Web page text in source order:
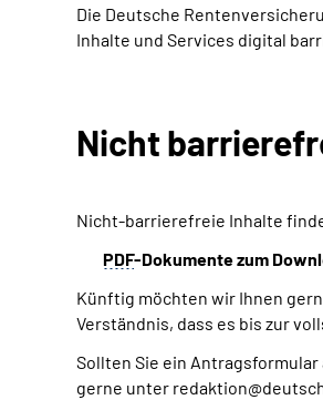
Die Deutsche
Inhalte und Services digital
Nicht
Nicht-barrierefreie Inhalte
PDF-Dokumente zum
Künftig möchten wir Ihnen
Verständnis, dass es bis zur
Sollten Sie ein
gerne unter